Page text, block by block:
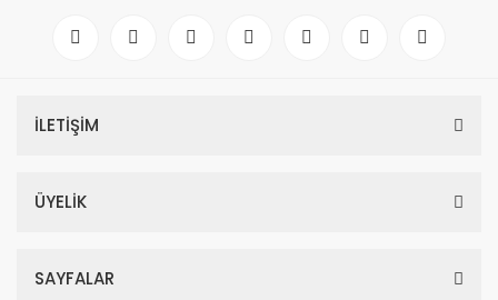
İLETİŞİM
ÜYELİK
SAYFALAR